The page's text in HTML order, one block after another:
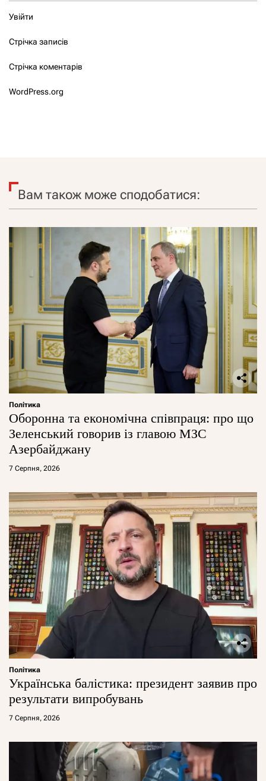
Увійти
Стрічка записів
Стрічка коментарів
WordPress.org
Вам також може сподобатися:
Політика
Оборонна та економічна співпраця: про що
Зеленський говорив із главою МЗС
Азербайджану
7 Серпня, 2026
Політика
Українська балістика: президент заявив про
результати випробувань
7 Серпня, 2026